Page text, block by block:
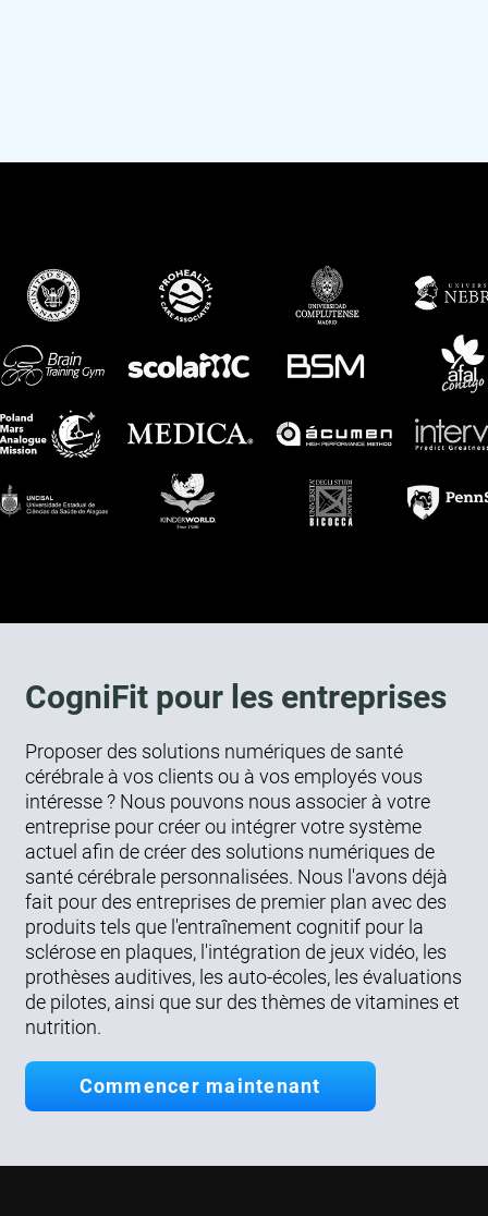
CogniFit pour les entreprises
Proposer des solutions numériques de santé
cérébrale à vos clients ou à vos employés vous
intéresse ? Nous pouvons nous associer à votre
entreprise pour créer ou intégrer votre système
actuel afin de créer des solutions numériques de
santé cérébrale personnalisées. Nous l'avons déjà
fait pour des entreprises de premier plan avec des
produits tels que l'entraînement cognitif pour la
sclérose en plaques, l'intégration de jeux vidéo, les
prothèses auditives, les auto-écoles, les évaluations
de pilotes, ainsi que sur des thèmes de vitamines et
nutrition.
Commencer maintenant